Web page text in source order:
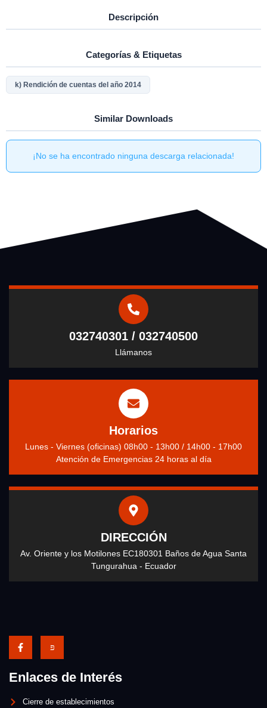
Descripción
Categorías & Etiquetas
k) Rendición de cuentas del año 2014
Similar Downloads
¡No se ha encontrado ninguna descarga relacionada!
032740301 / 032740500
Llámanos
Horarios
Lunes - Viernes (oficinas) 08h00 - 13h00 / 14h00 - 17h00
Atención de Emergencias 24 horas al día
DIRECCIÓN
Av. Oriente y los Motilones EC180301 Baños de Agua Santa
Tungurahua - Ecuador
Enlaces de Interés
Cierre de establecimientos